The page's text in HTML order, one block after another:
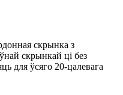
скрынка з
скрынкай ці без
для ўсяго 20-цалевага